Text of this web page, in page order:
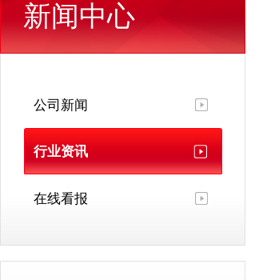
新闻中心
公司新闻
行业资讯
在线看报